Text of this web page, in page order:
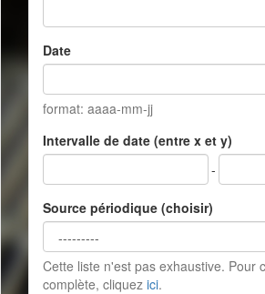
Date
format: aaaa-mm-jj
Intervalle de date (entre x et y)
-
Source périodique (choisir)
Cette liste n'est pas exhaustive. Pour
complète, cliquez ici.